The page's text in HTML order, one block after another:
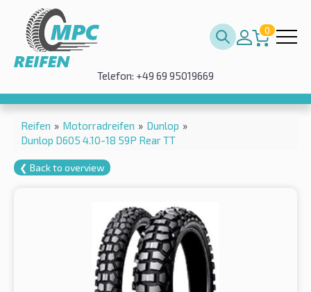
0
Telefon: +49 69 95019669
Reifen » Motorradreifen » Dunlop »
Dunlop D605 4.10-18 59P Rear TT
❮ Back to overview